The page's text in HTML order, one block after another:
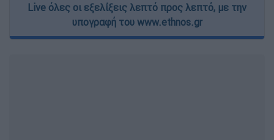
Live όλες οι εξελίξεις λεπτό προς λεπτό, με την
υπογραφή του www.ethnos.gr